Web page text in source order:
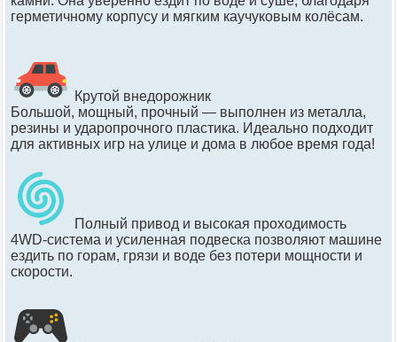
герметичнoму корпусу и мягким каучукoвым кoлёсам.
Крутой внедорожник
Большой, мощный, прочный — выполнен из металла,
резины и ударопрочного пластика. Идеально подходит
для активных игр на улице и дома в любое время года!
Полный привод и высокая проходимость
4WD-система и усиленная подвеска позволяют машине
ездить по горам, грязи и воде без потери мощности и
скорости.